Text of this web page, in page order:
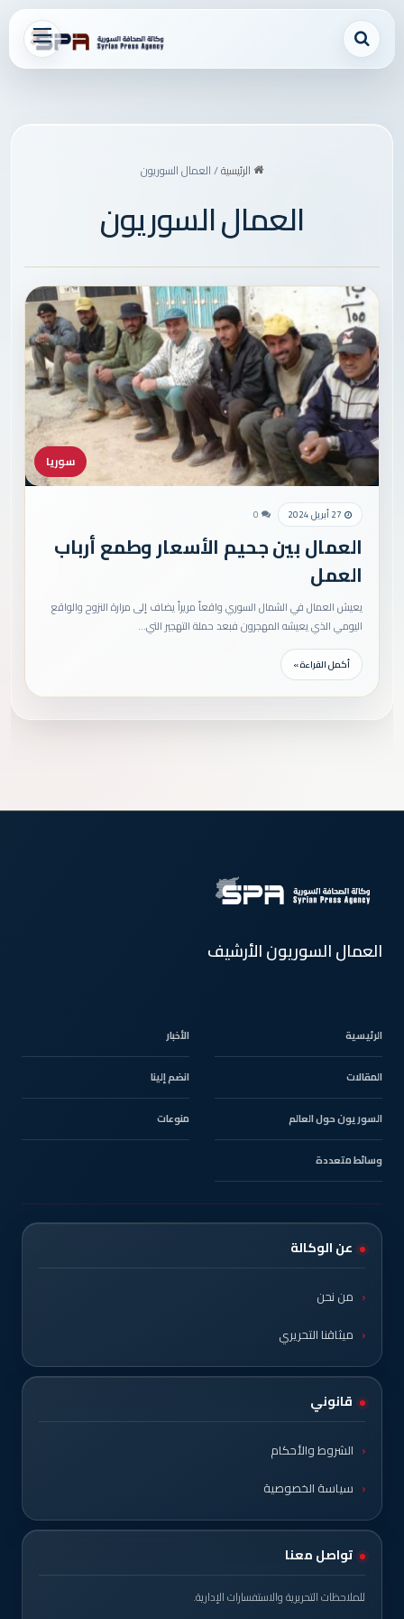
القائمة بحث عن
الرئيسية/العمال السوريون
العمال السوريون
سوريا
27 أبريل 2024 0
العمال بين جحيم الأسعار وطمع أرباب
العمل
يعيش العمال في الشمال السوري واقعاً مريراً يضاف إلى مرارة النزوح والواقع
اليومي الذي يعيشه المهجرون فبعد حملة التهجير التي…
أكمل القراءة »
العمال السوريون الأرشيف
الرئيسية الأخبار
المقالات انضم إلينا
السوريون حول العالم منوعات
وسائط متعددة
عن الوكالة
من نحن
ميثاقنا التحريري
قانوني
الشروط والأحكام
سياسة الخصوصية
تواصل معنا
للملاحظات التحريرية والاستفسارات الإدارية.